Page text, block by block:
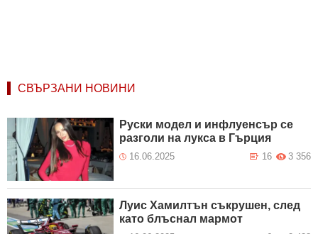
СВЪРЗАНИ НОВИНИ
Руски модел и инфлуенсър се
разголи на лукса в Гърция
16.06.2025 3 356
16
Луис Хамилтън съкрушен, след
като блъснал мармот